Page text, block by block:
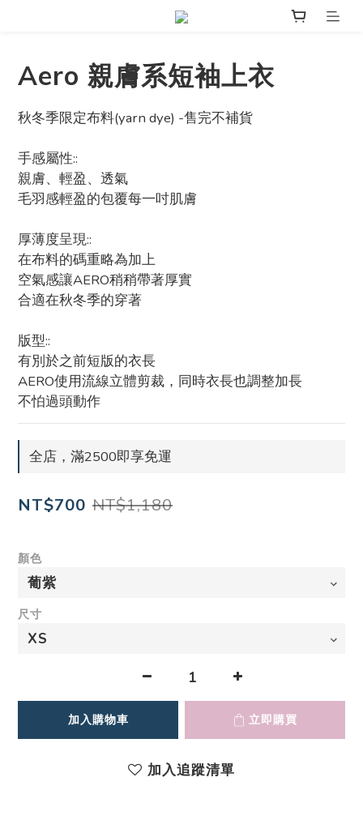
Aero 親膚系短袖上衣
秋冬季限定布料(yarn dye) -售完不補貨
手感屬性::
親膚、輕盈、透氣
毛羽感輕盈的包覆每一吋肌膚
厚薄度呈現::
在布料的碼重略為加上
空氣感讓AERO稍稍帶著厚實
合適在秋冬季的穿著
版型::
有別於之前短版的衣長
AERO使用流線立體剪裁，同時衣長也調整加長
不怕過頭動作
全店，滿2500即享免運
NT$700 NT$1,180
顏色
尺寸
加入購物車 立即購買
加入追蹤清單